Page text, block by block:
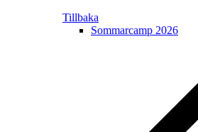
Tillbaka
Sommarcamp 2026